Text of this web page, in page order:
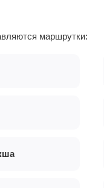
маршрутки: